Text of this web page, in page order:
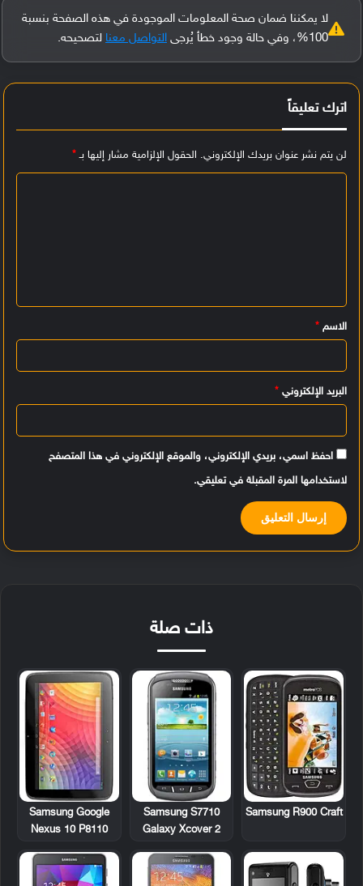
لا يمكننا ضمان صحة المعلومات الموجودة في هذه الصفحة بنسبة
100%، وفي حالة وجود خطأ يُرجى
التواصل معنا لتصحيحه.
اترك تعليقاً
لن يتم نشر عنوان بريدك الإلكتروني. الحقول الإلزامية مشار إليها بـ*
ي
ق
الاسم *
البريد الإلكتروني *
احفظ اسمي، بريدي الإلكتروني، والموقع الإلكتروني في هذا المتصفح
لاستخدامها المرة المقبلة في تعليقي.
ذات صلة
Samsung R900 Craft
Samsung S7710
Galaxy Xcover 2
Samsung Google
Nexus 10 P8110